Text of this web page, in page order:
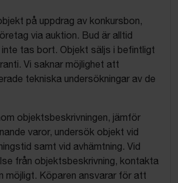
på uppdrag av konkursbon,
via auktion. Bud är alltid
inte tas bort. Objekt säljs i befintligt
Vi saknar möjlighet att
tekniska undersökningar av de
objektsbeskrivningen, jämför
varor, undersök objekt vid
samt vid avhämtning. Vid
från objektsbeskrivning, kontakta
möjligt. Köparen ansvarar för att